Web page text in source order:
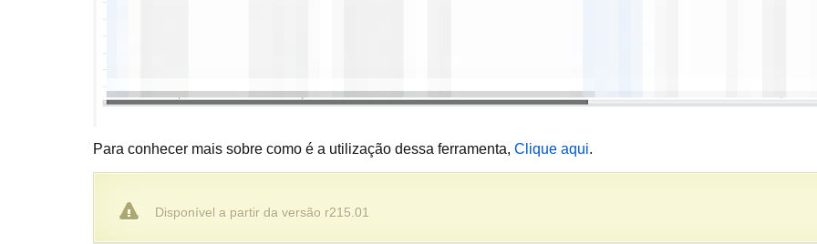
Para conhecer mais sobre como é a utilização dessa ferramenta, Clique aqui.
Disponível a partir da versão r215.01